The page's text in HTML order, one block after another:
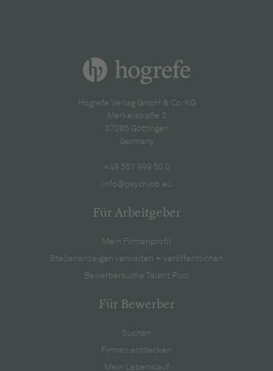
Hogrefe Verlag GmbH & Co. KG
Merkelstraße 3
37085 Göttingen
Germany
+49 551 999 50 0
info@psychjob.eu
Für Arbeitgeber
Mein Firmenprofil
Stellenanzeigen verwalten + veröffentlichen
Bewerbersuche Talent Pool
Für Bewerber
Suchen
Firmen entdecken
Mein Lebenslauf